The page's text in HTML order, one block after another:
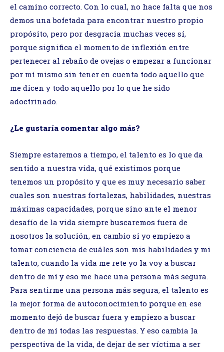
el camino correcto. Con lo cual, no hace falta que nos
demos una bofetada para encontrar nuestro propio
propósito, pero por desgracia muchas veces sí,
porque significa el momento de inflexión entre
pertenecer al rebaño de ovejas o empezar a funcionar
por mí mismo sin tener en cuenta todo aquello que
me dicen y todo aquello por lo que he sido
adoctrinado.
¿Le gustaría comentar algo más?
Siempre estaremos a tiempo, el talento es lo que da
sentido a nuestra vida, qué existimos porque
tenemos un propósito y que es muy necesario saber
cuales son nuestras fortalezas, habilidades, nuestras
máximas capacidades, porque sino ante el menor
desafío de la vida siempre buscaremos fuera de
nosotros la solución, en cambio si yo empiezo a
tomar conciencia de cuáles son mis habilidades y mi
talento, cuando la vida me rete yo la voy a buscar
dentro de mí y eso me hace una persona más segura.
Para sentirme una persona más segura, el talento es
la mejor forma de autoconocimiento porque en ese
momento dejó de buscar fuera y empiezo a buscar
dentro de mí todas las respuestas. Y eso cambia la
perspectiva de la vida, de dejar de ser víctima a ser